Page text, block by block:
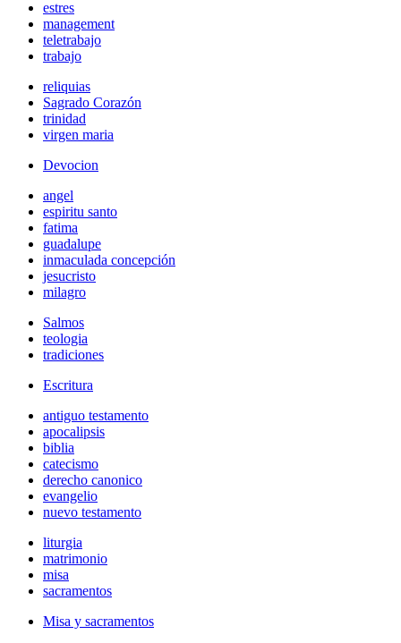
estres
management
teletrabajo
trabajo
reliquias
Sagrado Corazón
trinidad
virgen maria
Devocion
angel
espiritu santo
fatima
guadalupe
inmaculada concepción
jesucristo
milagro
Salmos
teologia
tradiciones
Escritura
antiguo testamento
apocalipsis
biblia
catecismo
derecho canonico
evangelio
nuevo testamento
liturgia
matrimonio
misa
sacramentos
Misa y sacramentos